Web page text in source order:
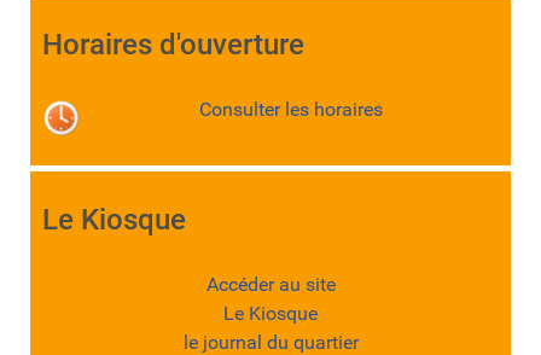
Horaires d'ouverture
Consulter les horaires
Le Kiosque
Accéder au site
Le Kiosque
le journal du quartier